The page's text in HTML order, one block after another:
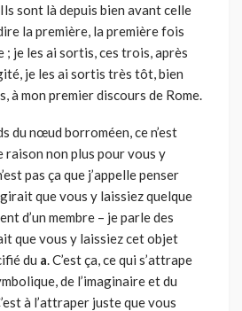
sont là depuis bien avant celle
la première, la première fois
; je les ai sortis, ces trois, après
je les ai sortis très tôt, bien
à mon premier discours de Rome.
du nœud borroméen, ce n’est
raison non plus pour vous y
pas ça que j’appelle penser
que vous y laissiez quelque
d’un membre – je parle des
que vous y laissiez cet objet
du a. C’est ça, ce qui s’attrape
de l’imaginaire et du
à l’attraper juste que vous